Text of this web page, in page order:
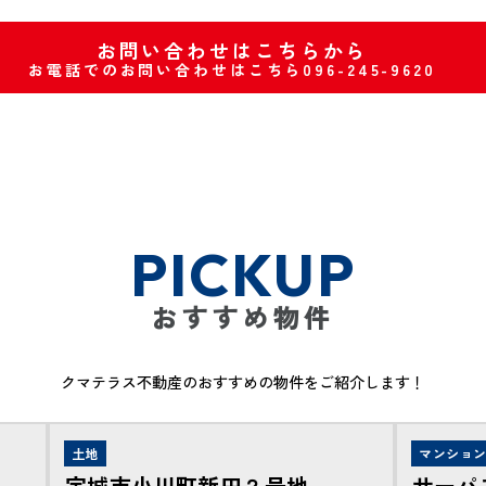
お問い合わせはこちらから
お電話でのお問い合わせはこちら096-245-9620
おすすめ物件
PICKUP
クマテラス不動産のおすすめの物件をご紹介します！
土地 マンション